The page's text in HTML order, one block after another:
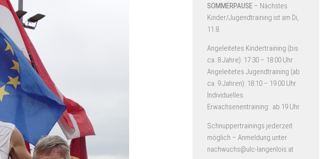
SOMMERPAUSE – Nächstes
Kinder/Jugendtraining ist am Di,
11.8.
Angeleitetes Kindertraining (bis
ca. 8 Jahre): 17:30 – 18:00 Uhr
Angeleitetes Jugendtraining (ab
ca. 9 Jahren): 18:10 – 19:00 Uhr
Individuelles
Erwachsenentraining: ab 19 Uhr
Schnuppertrainings jederzeit
möglich – Anmeldung unter
nachwuchs@ulc-langenlois.at